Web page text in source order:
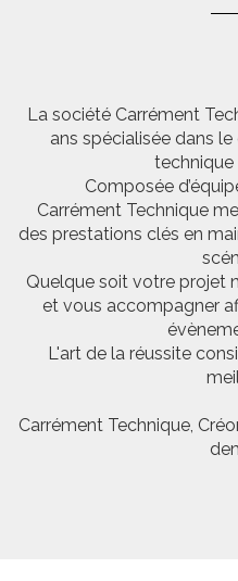
La société Carrément
ans spécialisée dans
technique
Composée
Carrément Technique
des prestations clés en
Quelque soit votre projet
et vous accompagner
L'art de la réussite
Carrément Technique,